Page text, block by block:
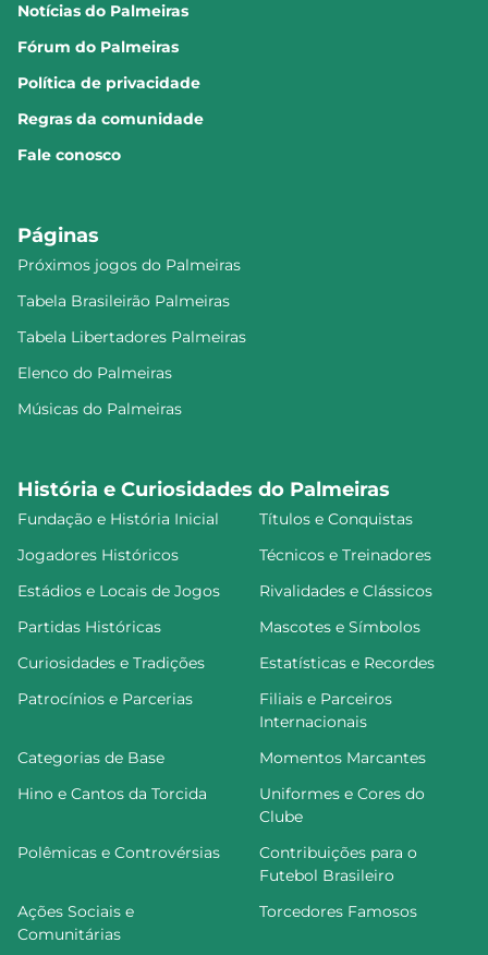
Notícias do Palmeiras
Fórum do Palmeiras
Política de privacidade
Regras da comunidade
Fale conosco
Páginas
Próximos jogos do Palmeiras
Tabela Brasileirão Palmeiras
Tabela Libertadores Palmeiras
Elenco do Palmeiras
Músicas do Palmeiras
História e Curiosidades do Palmeiras
Fundação e História Inicial
Títulos e Conquistas
Jogadores Históricos
Técnicos e Treinadores
Estádios e Locais de Jogos
Rivalidades e Clássicos
Partidas Históricas
Mascotes e Símbolos
Curiosidades e Tradições
Estatísticas e Recordes
Patrocínios e Parcerias
Filiais e Parceiros
Internacionais
Categorias de Base
Momentos Marcantes
Hino e Cantos da Torcida
Uniformes e Cores do
Clube
Polêmicas e Controvérsias
Contribuições para o
Futebol Brasileiro
Ações Sociais e
Comunitárias
Torcedores Famosos